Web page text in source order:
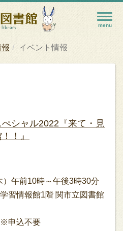
イベント情報
シャル2022『来て・見
！』
）午前10時～午後3時30分
習情報館1階 関市立図書館
申込不要